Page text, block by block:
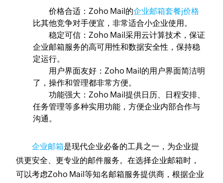
价格合适：Zoho Mail的企业邮箱套餐j价格
比其他竞争对手便宜，非常适合小企业使用。
稳定可信：Zoho Mail采用云计算技术，保证
企业邮箱服务的高可用性和数据安全性，保持稳
定运行。
用户界面友好：Zoho Mail的用户界面简洁明
了，操作和管理都非常方便。
功能强大：Zoho Mail提供日历、日程安排、
任务管理等多种实用功能，方便企业内部合作与
沟通。
企业邮箱是现代企业必备的工具之一，为企业提
供更安全、更专业的邮件服务。在选择企业邮箱时，
可以考虑Zoho Mail等知名邮箱服务提供商，根据企业